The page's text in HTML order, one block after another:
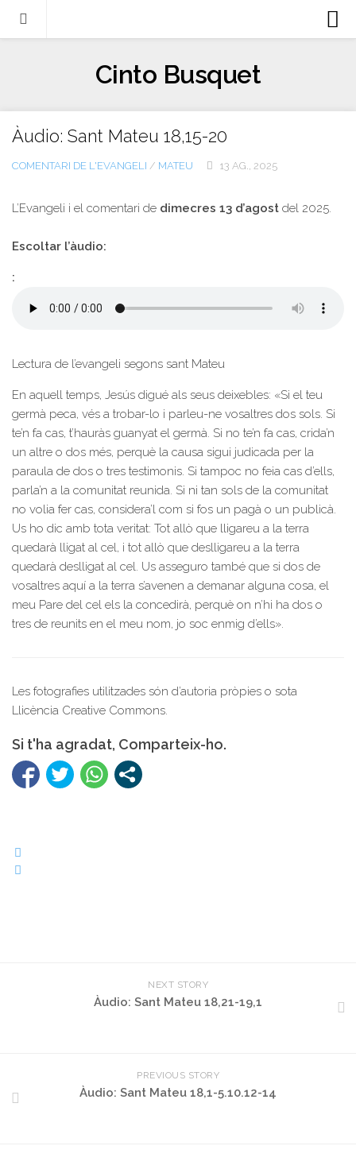
Llibres
Escrits-articles
Notícies
Cinto Busquet
Àudio: Sant Mateu 18,15-20
COMENTARI DE L'EVANGELI / MATEU 13 AG., 2025
L’Evangeli i el comentari de dimecres 13 d’agost del 2025.
Escoltar l’àudio:
:
Lectura de l’evangeli segons sant Mateu
En aquell temps, Jesús digué als seus deixebles: «Si el teu
germà peca, vés a trobar-lo i parleu-ne vosaltres dos sols. Si
te’n fa cas, t’hauràs guanyat el germà. Si no te’n fa cas, crida’n
un altre o dos més, perquè la causa sigui judicada per la
paraula de dos o tres testimonis. Si tampoc no feia cas d’ells,
parla’n a la comunitat reunida. Si ni tan sols de la comunitat
no volia fer cas, considera’l com si fos un pagà o un publicà.
Us ho dic amb tota veritat: Tot allò que lligareu a la terra
quedarà lligat al cel, i tot allò que deslligareu a la terra
quedarà deslligat al cel. Us asseguro també que si dos de
vosaltres aquí a la terra s’avenen a demanar alguna cosa, el
meu Pare del cel els la concedirà, perquè on n’hi ha dos o
tres de reunits en el meu nom, jo soc enmig d’ells».
Les fotografies utilitzades són d’autoria pròpies o sota
Llicència Creative Commons.
Si t'ha agradat, Comparteix-ho.
NEXT STORY
Àudio: Sant Mateu 18,21-19,1
PREVIOUS STORY
Àudio: Sant Mateu 18,1-5.10.12-14